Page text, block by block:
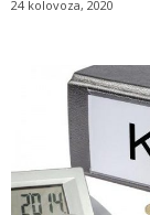
24 kolovoza, 2020